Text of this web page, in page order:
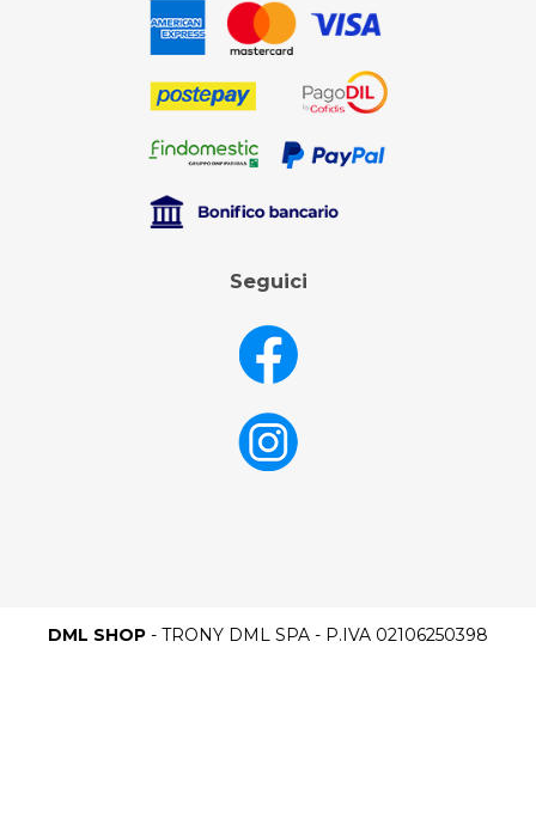
Seguici
DML SHOP - TRONY DML SPA - P.IVA 02106250398